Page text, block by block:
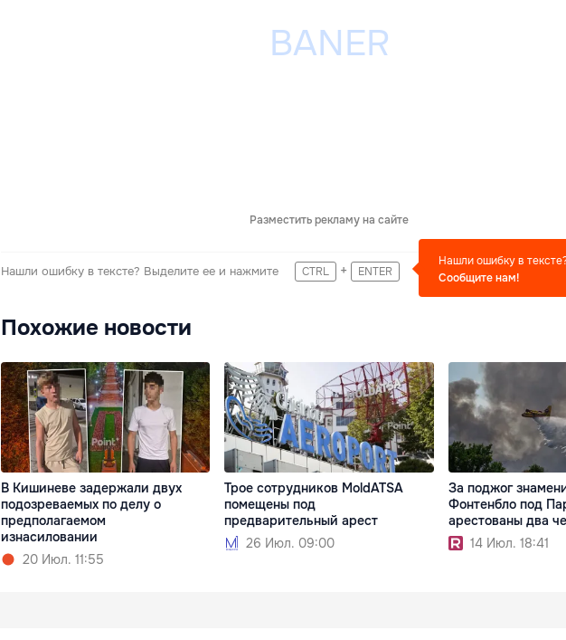
Разместить рекламу на сайте
Нашли ошибку в тексте? Выделите ее и нажмите CTRL + ENTER
Нашли ошибку в
Сообщите нам!
Похожие новости
В Кишиневе задержали двух
подозреваемых по делу о
предполагаемом
изнасиловании
20 Июл. 11:55
Трое сотрудников MoldATSA
помещены под
предварительный арест
26 Июл. 09:00
За поджог
Фонтенбло под
арестованы два
14 Июл. 18:41